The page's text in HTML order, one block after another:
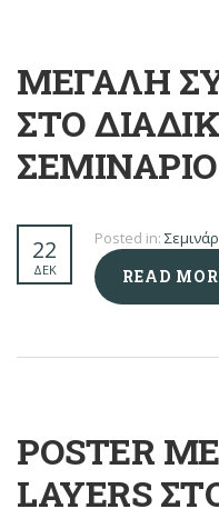
ΜΕΓΑΛΗ
ΣΤΟ
22
ΔΕΚ
Posted in:
READ
POSTER
LAYERS